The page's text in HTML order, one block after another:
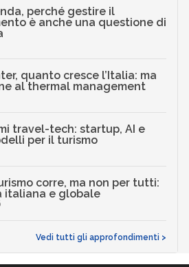
perché gestire il
è anche una questione di
quanto cresce l’Italia: ma
al thermal management
travel-tech: startup, AI e
per il turismo
corre, ma non per tutti:
italiana e globale
Vedi tutti gli approfondimenti >